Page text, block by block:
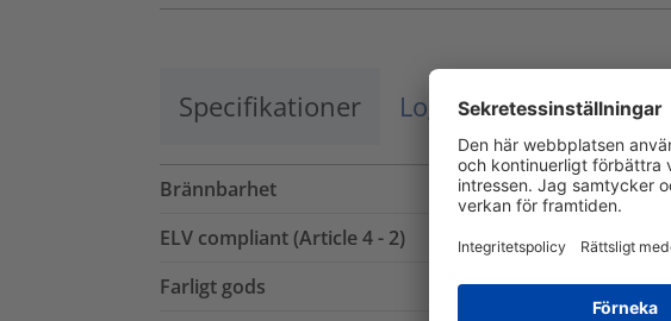
Specifikationer Logistik och
Brännbarhet
ELV compliant (Article 4 - 2)
Ja
Farligt gods